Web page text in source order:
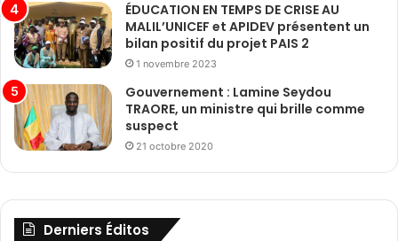
ÉDUCATION EN TEMPS DE CRISE AU
MALIL’UNICEF et APIDEV présentent un
bilan positif du projet PAIS 2
1 novembre 2023
Gouvernement : Lamine Seydou
TRAORE, un ministre qui brille comme
suspect
21 octobre 2020
Derniers Éditos